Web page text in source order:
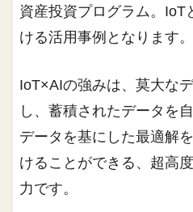
資産投資プログラム。IoT
ける活用事例となります。
IoT×AIの強みは、莫大な
し、蓄積されたデータを
データを基にした最適解
けることができる、超高
力です。